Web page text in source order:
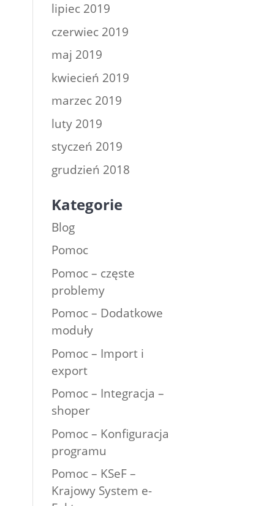
lipiec 2019
czerwiec 2019
maj 2019
kwiecień 2019
marzec 2019
luty 2019
styczeń 2019
grudzień 2018
Kategorie
Blog
Pomoc
Pomoc – częste
problemy
Pomoc – Dodatkowe
moduły
Pomoc – Import i
export
Pomoc – Integracja –
shoper
Pomoc – Konfiguracja
programu
Pomoc – KSeF –
Krajowy System e-